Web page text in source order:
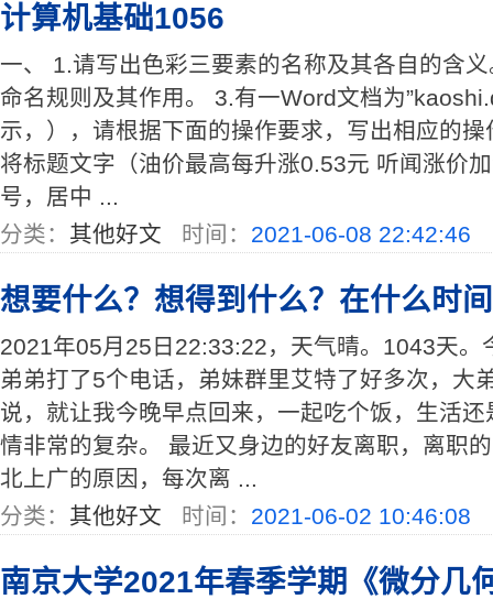
计算机基础1056
一、 1.请写出色彩三要素的名称及其各自的含
命名规则及其作用。 3.有一Word文档为
示，），请根据下面的操作要求，写出相应的
将标题文字（油价最高每升涨0.53元 听闻涨价
号，居中 ...
分类： 其他好文 时间： 2021-06-08 22:42:46
想要什么？想得到什么？在什么时
2021年05月25日22:33:22，天气晴。1043天。
弟弟打了5个电话，弟妹群里艾特了好多次，大
说，就让我今晚早点回来，一起吃个饭，生活
情非常的复杂。 最近又身边的好友离职，离职
北上广的原因，每次离 ...
分类： 其他好文 时间： 2021-06-02 10:46:08
南京大学2021年春季学期《微分几